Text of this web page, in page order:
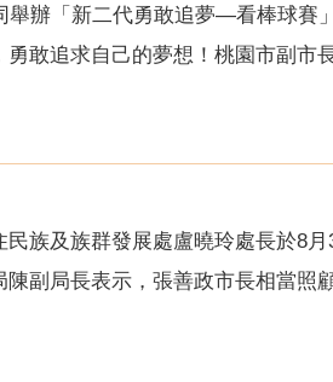
辦「新二代勇敢追夢—看棒球賽
敢追求自己的夢想！桃園市副市
族及族群發展處盧曉玲處長於8
副局長表示，張善政市長相當照